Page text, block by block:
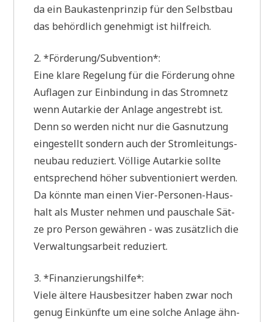
da ein Bau­ka­sten­prin­zip für den Selbst­bau
das behörd­lich geneh­migt ist hilfreich.
2. *Förderung/Subvention*:
Eine kla­re Rege­lung für die För­de­rung ohne
Auf­la­gen zur Ein­bin­dung in das Strom­netz
wenn Aut­ar­kie der Anla­ge ange­strebt ist.
Denn so wer­den nicht nur die Gas­nut­zung
ein­ge­stellt son­dern auch der Strom­lei­tungs­
neu­bau redu­ziert. Völ­li­ge Aut­ar­kie soll­te
ent­spre­chend höher sub­ven­tio­niert wer­den.
Da könn­te man einen Vier-Per­so­nen-Haus­
halt als Muster neh­men und pau­scha­le Sät­
ze pro Per­son gewäh­ren - was zusätz­lich die
Ver­wal­tungs­ar­beit reduziert.
3. *Finan­zie­rungs­hil­fe*:
Vie­le älte­re Haus­be­sit­zer haben zwar noch
genug Ein­künf­te um eine sol­che Anla­ge ähn­